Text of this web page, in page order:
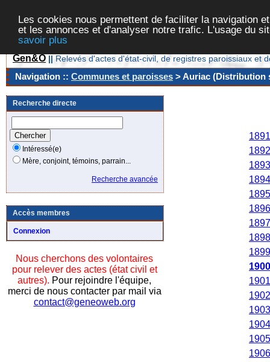
Les cookies nous permettent de faciliter la navigation
et les annonces et d'analyser notre trafic. L'usage du
savoir plus
Gen&O || Relevés d'actes d'état-civil, de registres paroissiaux et
Navigation :: Communes et paroisses > Auriac (Distribution
Recherche directe
Intéressé(e)
Mère, conjoint, témoins, parrain...
Recherche avancée
Accès membres
Connexion
Nous cherchons des volontaires
pour relever des actes (état civil et
autres). Pour rejoindre l'équipe,
merci de nous contacter par mail via
contact@geneoweb.org
1891
1892
1893
1894
1895
1896
1897
1898
1899
1900
1901
1902
1903
1904
1905
1906